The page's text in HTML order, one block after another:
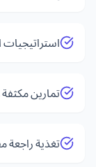
استراتيجيات
تمارين
تغذية راجعة